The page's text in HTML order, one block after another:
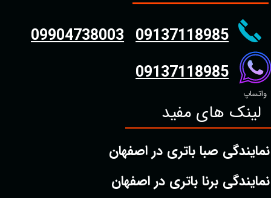
واتساپ
09904738003 09137118985
09137118985
لینک های مفید
نمایندگی صبا باتری در اصفهان
نمایندگی برنا باتری در اصفهان